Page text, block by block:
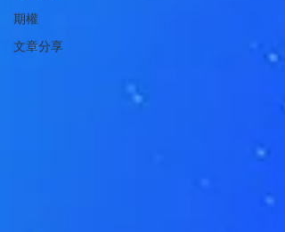
期權
文章分享